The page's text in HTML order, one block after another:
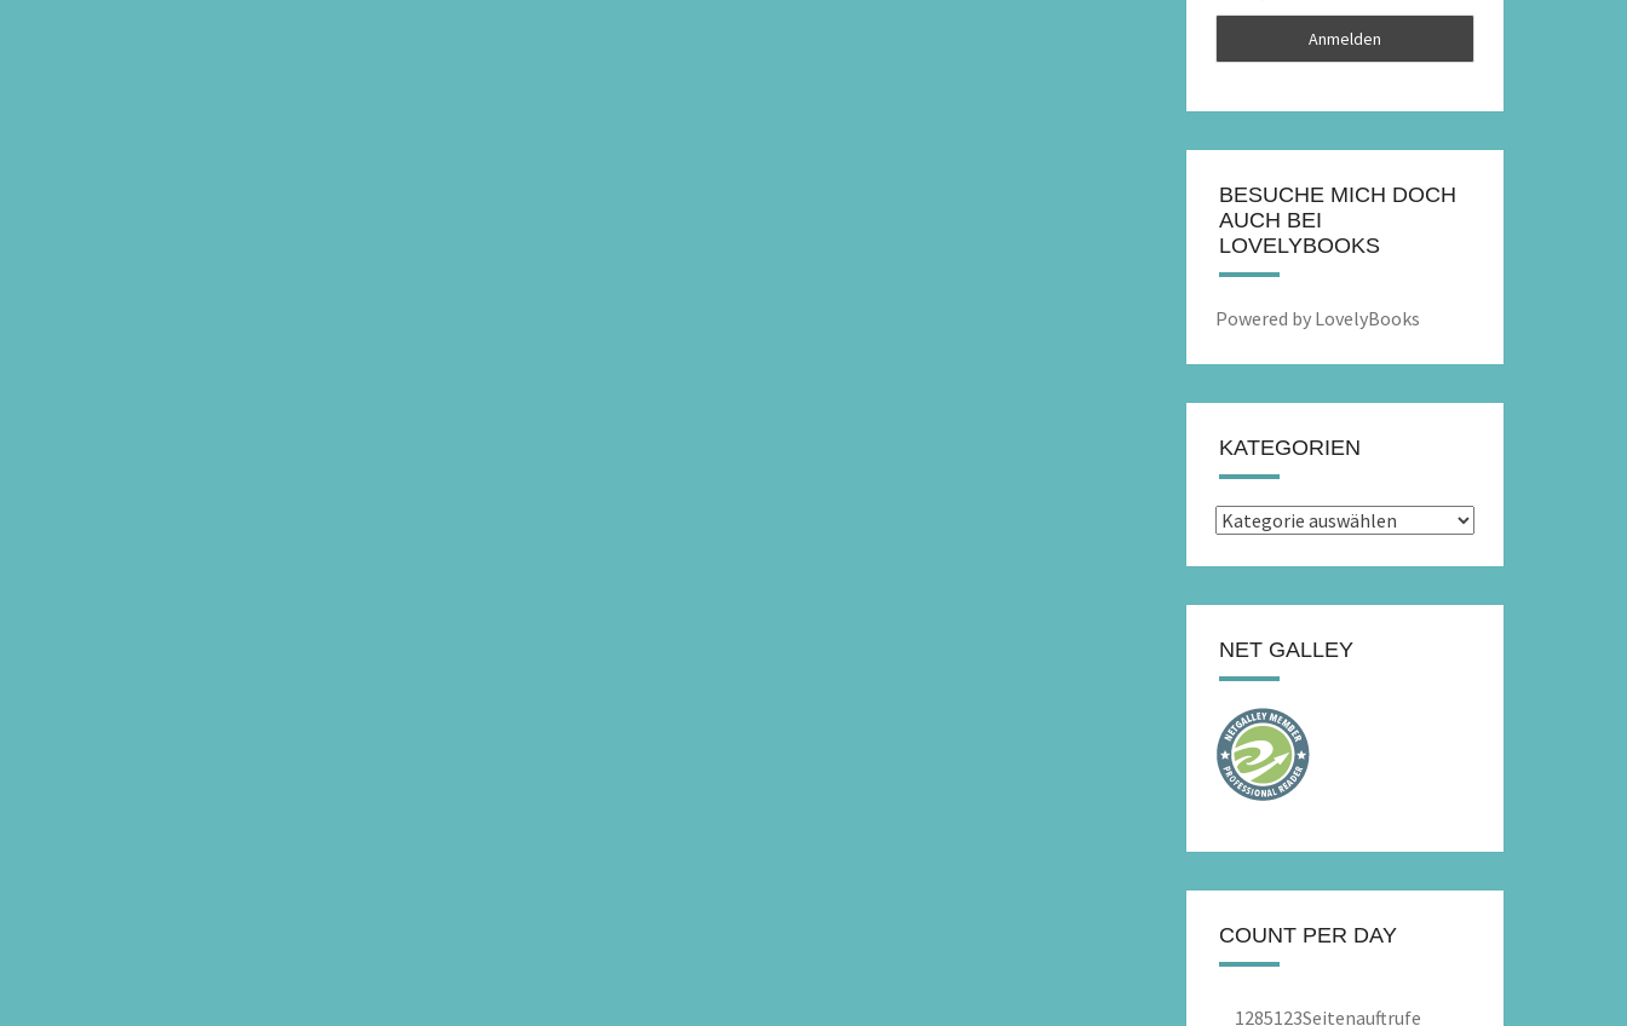
BESUCHE MICH DOCH
AUCH BEI
LOVELYBOOKS
Powered by LovelyBooks
KATEGORIEN
Kategorien
NET GALLEY
COUNT PER DAY
1285123Seitenauftrufe